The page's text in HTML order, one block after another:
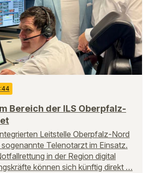
Bereich der ILS Oberpfalz-
Leitstelle Oberpfalz-Nord
Telenotarzt im Einsatz.
in der Region digital
können sich künftig direkt …